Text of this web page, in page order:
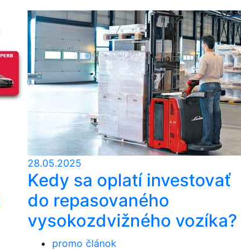
28.05.2025
Kedy sa oplatí investovať
do repasovaného
vysokozdvižného vozíka?
promo článok